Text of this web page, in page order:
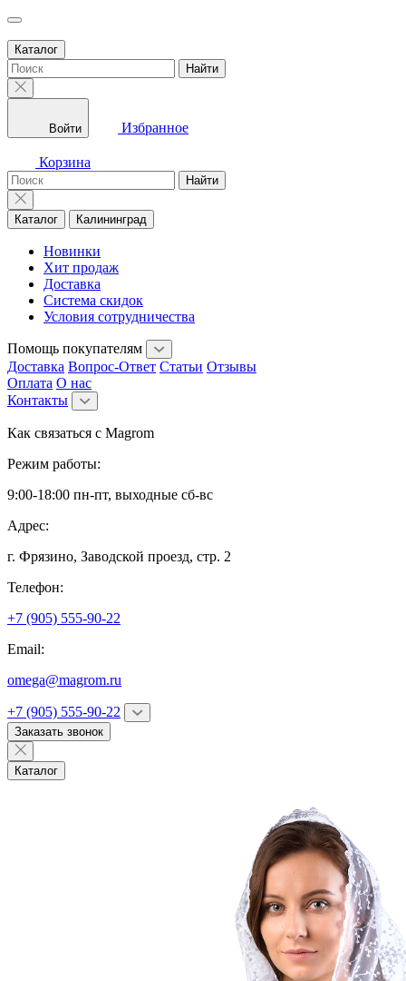
Каталог
Найти
Войти Избранное
Корзина
Найти
Каталог Калининград
Новинки
Хит продаж
Доставка
Система скидок
Условия сотрудничества
Помощь покупателям
Доставка Вопрос-Ответ Статьи Отзывы
Оплата О нас
Контакты
Как связаться с Magrom
Режим работы:
9:00-18:00 пн-пт, выходные сб-вс
Адрес:
г. Фрязино, Заводской проезд, стр. 2
Телефон:
+7 (905) 555-90-22
Email:
omega@magrom.ru
+7 (905) 555-90-22
Заказать звонок
Каталог